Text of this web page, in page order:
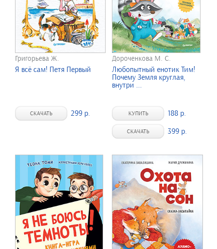
Григорьева Ж.
Я всё сам! Петя Первый
СКАЧАТЬ 299 р.
Дороченкова М. С.
Любопытный енотик Тим!
Почему Земля круглая,
внутри ...
КУПИТЬ 188 р.
СКАЧАТЬ 399 р.